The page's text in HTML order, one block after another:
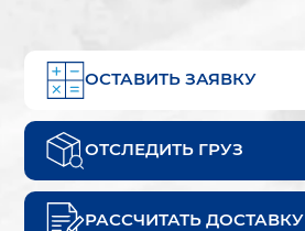
ОСТАВИТЬ ЗАЯВКУ
ОТСЛЕДИТЬ ГРУЗ
РАССЧИТАТЬ ДОСТАВКУ